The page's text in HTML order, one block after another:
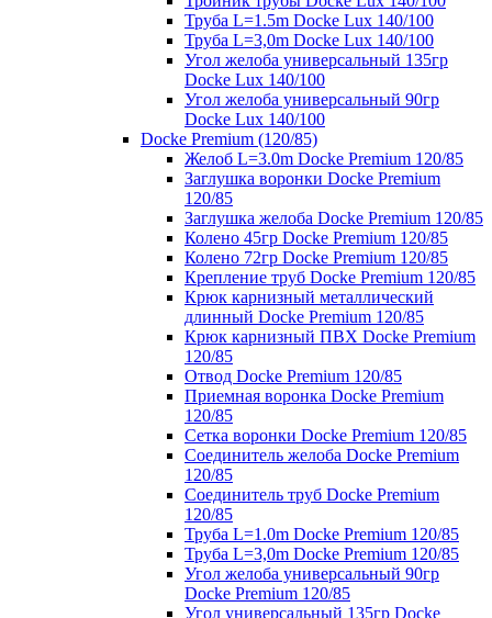
Труба L=1.5m Docke Lux 140/100
Труба L=3,0m Docke Lux 140/100
Угол желоба универсальный 135гр
Docke Lux 140/100
Угол желоба универсальный 90гр
Docke Lux 140/100
Docke Premium (120/85)
Желоб L=3.0m Docke Premium 120/85
Заглушка воронки Docke Premium
120/85
Заглушка желоба Docke Premium 120/85
Колено 45гр Docke Premium 120/85
Колено 72гр Docke Premium 120/85
Крепление труб Docke Premium 120/85
Крюк карнизный металлический
длинный Docke Premium 120/85
Крюк карнизный ПВХ Docke Premium
120/85
Отвод Docke Premium 120/85
Приемная воронка Docke Premium
120/85
Сетка воронки Docke Premium 120/85
Соединитель желоба Docke Premium
120/85
Соединитель труб Docke Premium
120/85
Труба L=1.0m Docke Premium 120/85
Труба L=3,0m Docke Premium 120/85
Угол желоба универсальный 90гр
Docke Premium 120/85
Угол универсальный 135гр Docke